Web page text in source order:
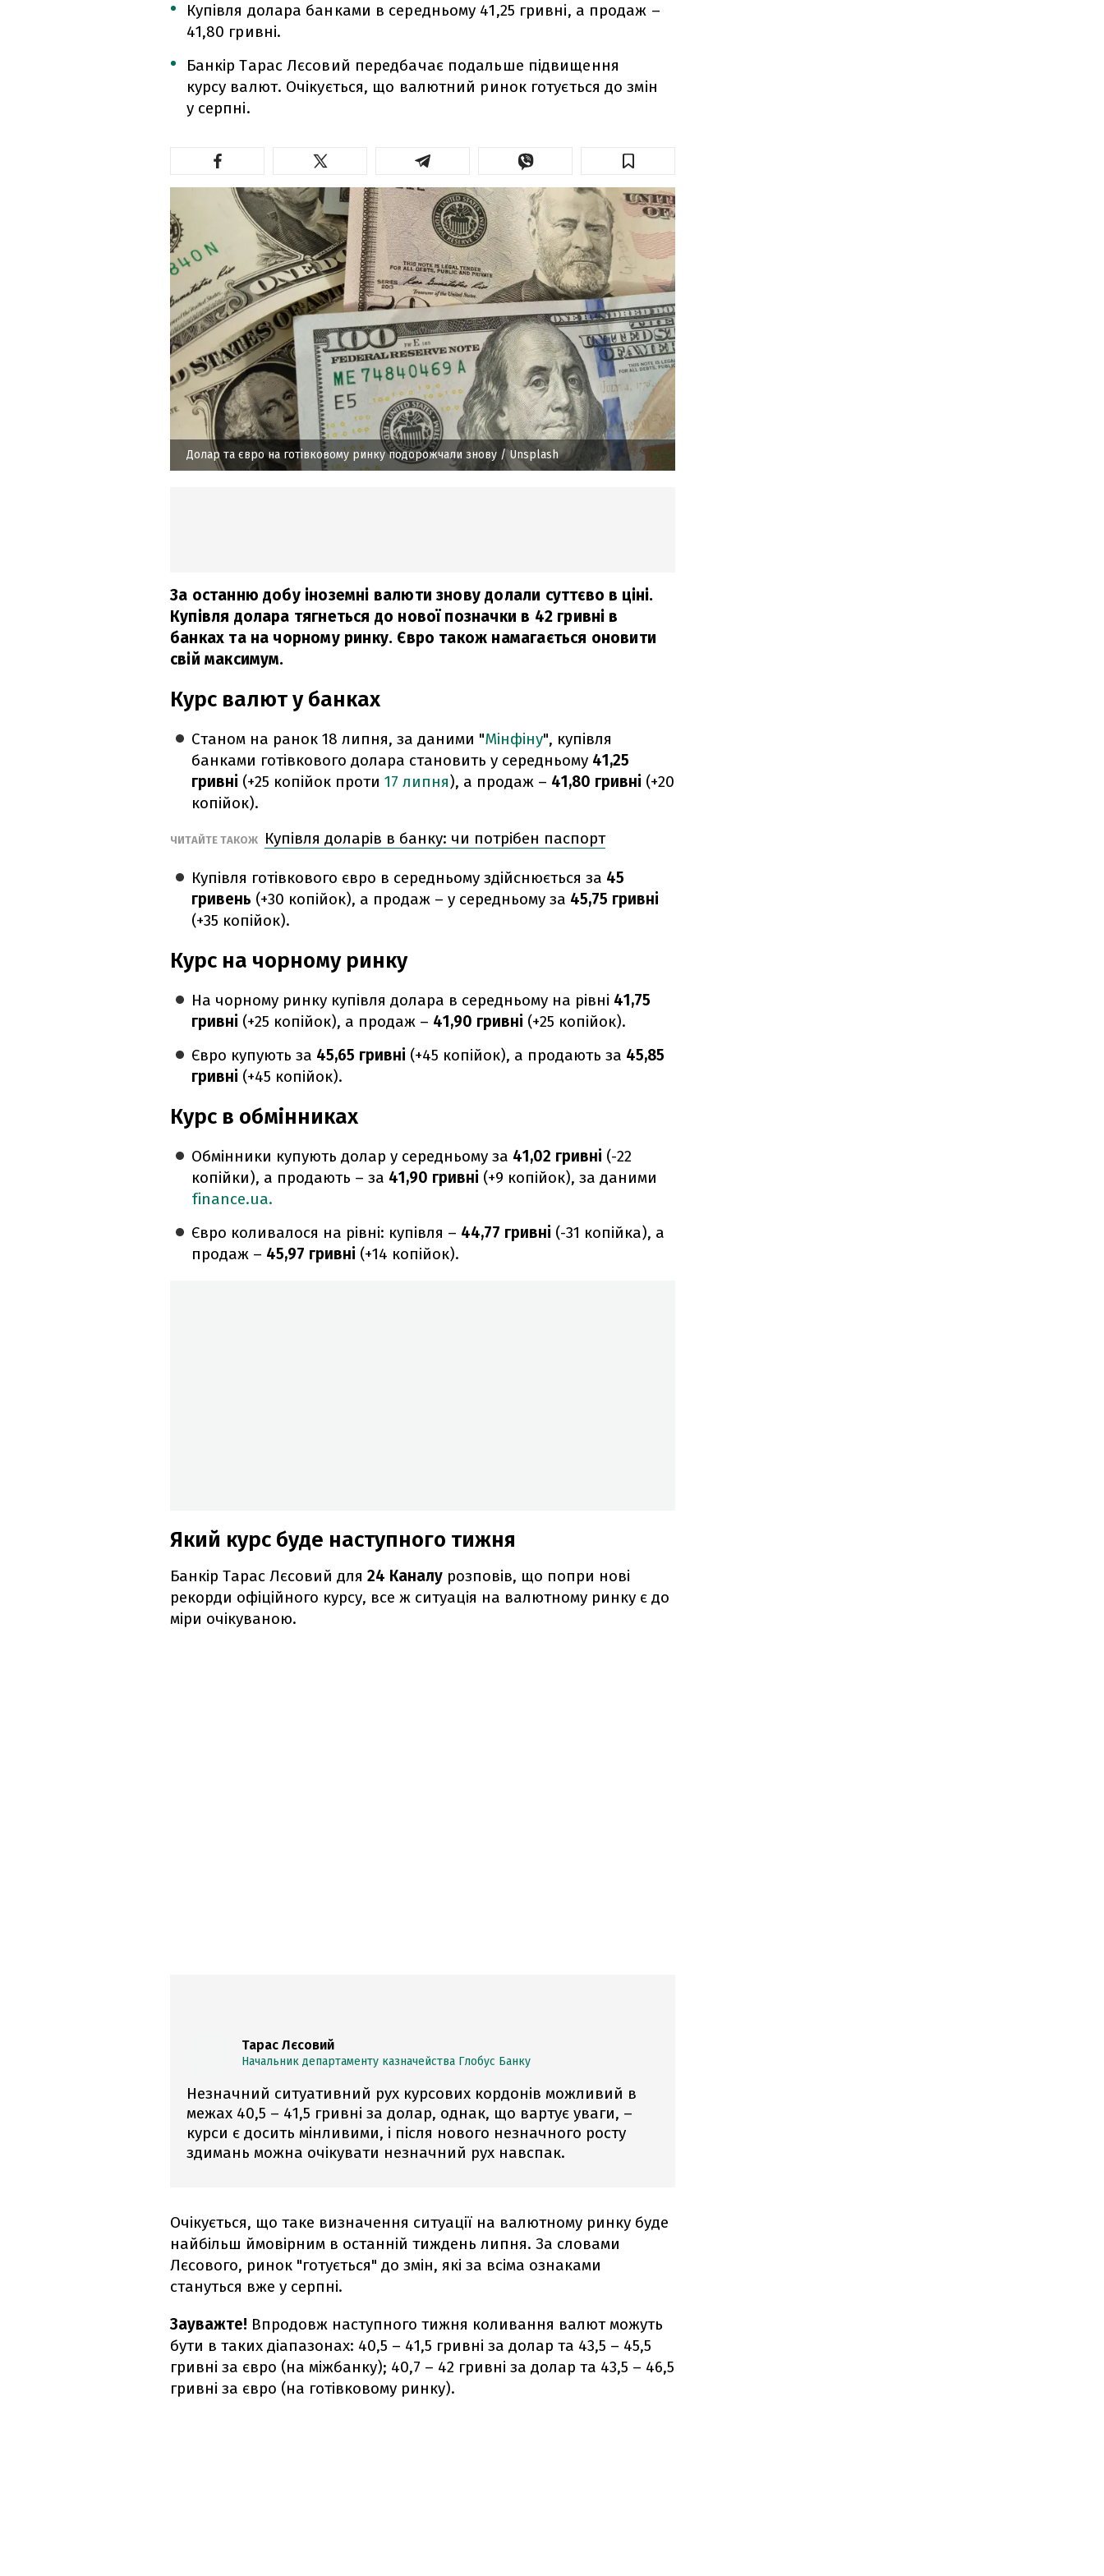
Купівля долара банками в середньому 41,25 гривні, а продаж –
41,80 гривні.
Банкір Тарас Лєсовий передбачає подальше підвищення
курсу валют. Очікується, що валютний ринок готується до змін
у серпні.
Долар та євро на готівковому ринку подорожчали знову / Unsplash
За останню добу іноземні валюти знову долали суттєво в ціні.
Купівля долара тягнеться до нової позначки в 42 гривні в
банках та на чорному ринку. Євро також намагається оновити
свій максимум.
Курс валют у банках
Станом на ранок 18 липня, за даними "Мінфіну", купівля
банками готівкового долара становить у середньому 41,25
гривні (+25 копійок проти17 липня), а продаж – 41,80 гривні (+20
копійок).
ЧИТАЙТЕ ТАКОЖ Купівля доларів в банку: чи потрібен паспорт
Купівля готівкового євро в середньому здійснюється за 45
гривень (+30 копійок), а продаж – у середньому за 45,75 гривні
(+35 копійок).
Курс на чорному ринку
На чорному ринку купівля долара в середньому на рівні 41,75
гривні (+25 копійок), а продаж – 41,90 гривні (+25 копійок).
Євро купують за 45,65 гривні (+45 копійок), а продають за 45,85
гривні (+45 копійок).
Курс в обмінниках
Обмінники купують долар у середньому за 41,02 гривні (-22
копійки), а продають – за 41,90 гривні (+9 копійок), за даними
finance.ua.
Євро коливалося на рівні: купівля – 44,77 гривні (-31 копійка), а
продаж – 45,97 гривні (+14 копійок).
Який курс буде наступного тижня
Банкір Тарас Лєсовий для 24 Каналу розповів, що попри нові
рекорди офіційного курсу, все ж ситуація на валютному ринку є до
міри очікуваною.
Тарас Лєсовий
Начальник департаменту казначейства Глобус Банку
Незначний ситуативний рух курсових кордонів можливий в
межах 40,5 – 41,5 гривні за долар, однак, що вартує уваги, –
курси є досить мінливими, і після нового незначного росту
здимань можна очікувати незначний рух навспак.
Очікується, що таке визначення ситуації на валютному ринку буде
найбільш ймовірним в останній тиждень липня. За словами
Лєсового, ринок "готується" до змін, які за всіма ознаками
стануться вже у серпні.
Зауважте! Впродовж наступного тижня коливання валют можуть
бути в таких діапазонах: 40,5 – 41,5 гривні за долар та 43,5 – 45,5
гривні за євро (на міжбанку); 40,7 – 42 гривні за долар та 43,5 – 46,5
гривні за євро (на готівковому ринку).